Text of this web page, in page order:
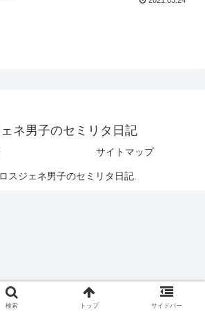
ネ男子のセミリタ日記
サイトマップ
スジェネ男子のセミリタ日記.
検索 トップ サイドバー